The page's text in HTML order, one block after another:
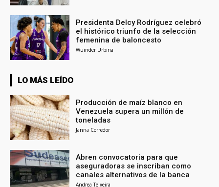
Presidenta Delcy Rodríguez celebró
el histórico triunfo de la selección
femenina de baloncesto
Wuinder Urbina
LO MÁS LEÍDO
Producción de maíz blanco en
Venezuela supera un millón de
toneladas
Janna Corredor
Abren convocatoria para que
aseguradoras se inscriban como
canales alternativos de la banca
Andrea Teixeira